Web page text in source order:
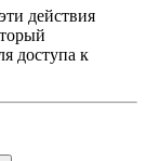
действия
доступа к